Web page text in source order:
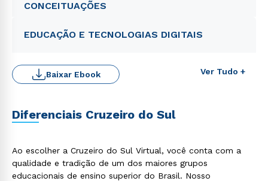
CONCEITUAÇÕES
EDUCAÇÃO E TECNOLOGIAS DIGITAIS
Ver Tudo +
Baixar Ebook
Diferenciais Cruzeiro do Sul
Ao escolher a Cruzeiro do Sul Virtual, você conta com a
qualidade e tradição de um dos maiores grupos
educacionais de ensino superior do Brasil. Nosso
ou